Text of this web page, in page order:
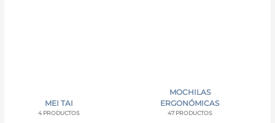
MEI TAI
4 PRODUCTOS
MOCHILAS
ERGONÓMICAS
47 PRODUCTOS